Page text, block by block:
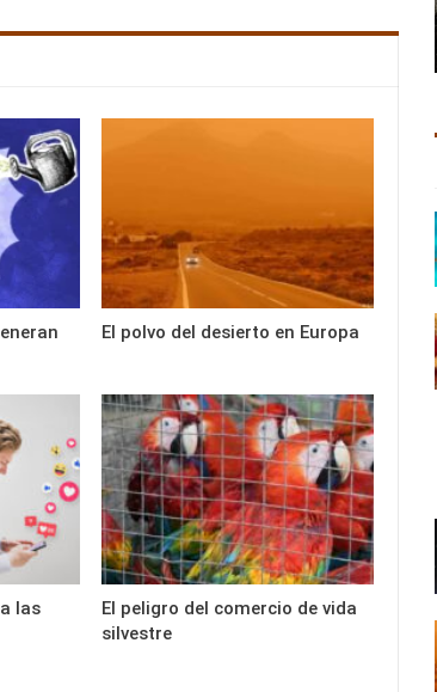
El polvo del desierto en Europa
las
El peligro del comercio de vida
silvestre